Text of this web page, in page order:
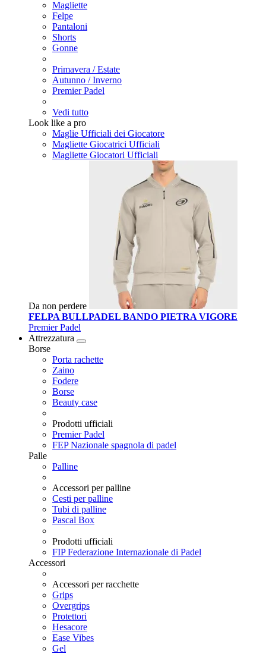
Magliette
Felpe
Pantaloni
Shorts
Gonne
Primavera / Estate
Autunno / Inverno
Premier Padel
Vedi tutto
Look like a pro
Maglie Ufficiali dei Giocatore
Magliette Giocatrici Ufficiali
Magliette Giocatori Ufficiali
Da non perdere
FELPA BULLPADEL BANDO PIETRA VIGORE
Premier Padel
Attrezzatura
Borse
Porta rachette
Zaino
Fodere
Borse
Beauty case
Prodotti ufficiali
Premier Padel
FEP Nazionale spagnola di padel
Palle
Palline
Accessori per palline
Cesti per palline
Tubi di palline
Pascal Box
Prodotti ufficiali
FIP Federazione Internazionale di Padel
Accessori
Accessori per racchette
Grips
Overgrips
Protettori
Hesacore
Ease Vibes
Gel